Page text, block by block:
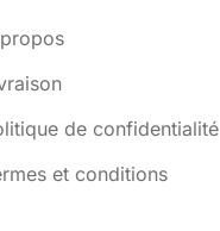
de confidentialité
et conditions